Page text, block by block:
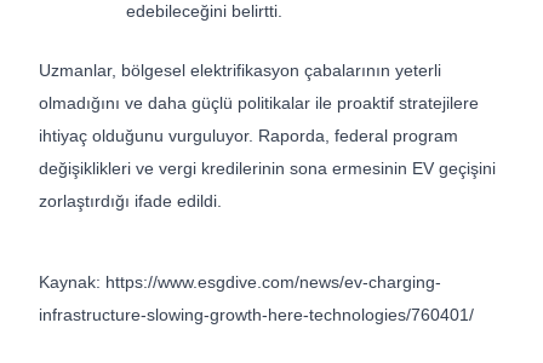
edebileceğini belirtti.
Uzmanlar, bölgesel elektrifikasyon çabalarının yeterli
olmadığını ve daha güçlü politikalar ile proaktif stratejilere
ihtiyaç olduğunu vurguluyor. Raporda, federal program
değişiklikleri ve vergi kredilerinin sona ermesinin EV geçişini
zorlaştırdığı ifade edildi.
Kaynak: https://www.esgdive.com/news/ev-charging-
infrastructure-slowing-growth-here-technologies/760401/